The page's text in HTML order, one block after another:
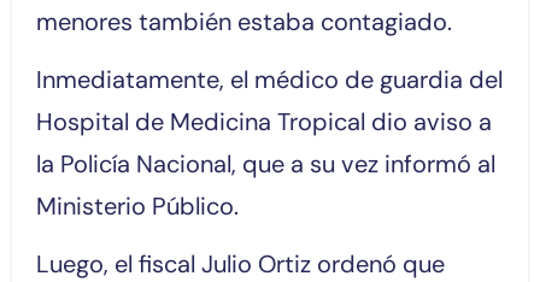
menores también estaba contagiado.
Inmediatamente, el médico de guardia del
Hospital de Medicina Tropical dio aviso a
la Policía Nacional, que a su vez informó al
Ministerio Público.
Luego, el fiscal Julio Ortiz ordenó que